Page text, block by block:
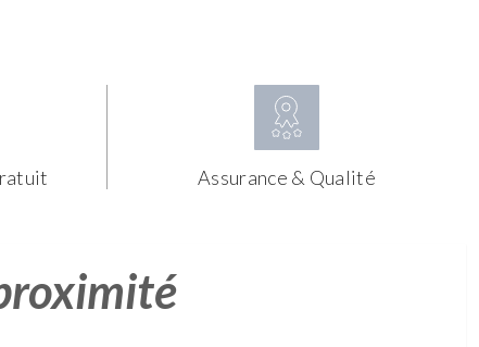
Assurance & Qualité